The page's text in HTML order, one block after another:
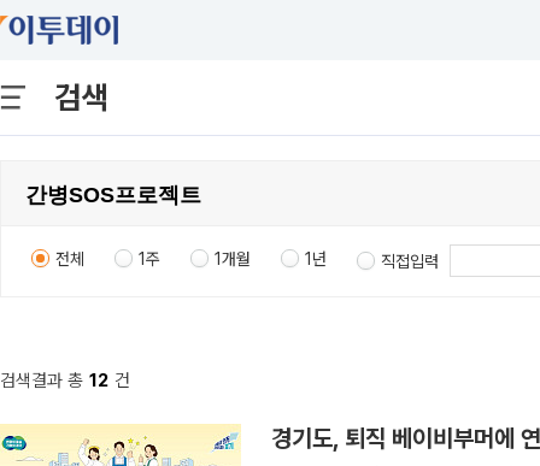
검색
전체 1주 1개월 1년 직접입력
검색결과 총 12 건
경기도, 퇴직 베이비부머에